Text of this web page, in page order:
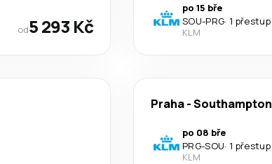
od5 293 Kč
po 15 bře
SOU-PRG· 1 přestup
KLM
Praha-Southampton
po 08 bře
PRG-SOU· 1 přestup
KLM